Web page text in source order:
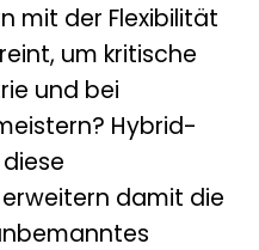
mit der Flexibilität
um kritische
und bei
Hybrid-
damit die